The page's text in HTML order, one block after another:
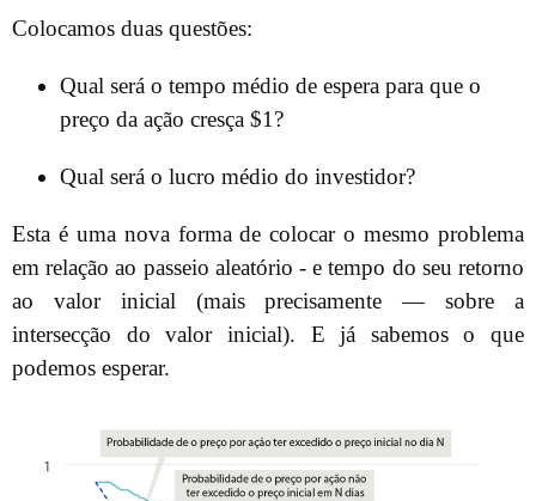
Colocamos duas questões:
Qual será o tempo médio de espera para que o
preço da ação cresça $1?
Qual será o lucro médio do investidor?
Esta é uma nova forma de colocar o mesmo problema
em relação ao passeio aleatório - e tempo do seu retorno
ao valor inicial (mais precisamente — sobre a
intersecção do valor inicial). E já sabemos o que
podemos esperar.